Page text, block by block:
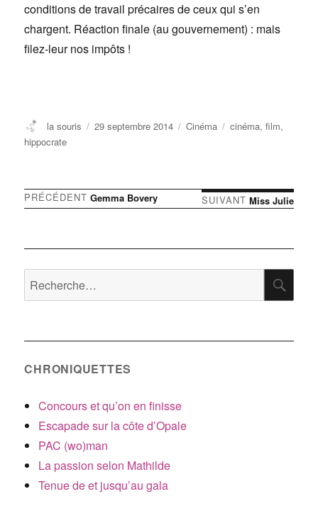
conditions de travail précaires de ceux qui s’en
chargent. Réaction finale (au gouvernement) : mais
filez-leur nos impôts !
Auteur
la souris
Publié
29 septembre 2014 Catégories
Cinéma Étiquettes
cinéma,film,
hippocrate
Navigation
l’article
PRÉCÉDENT Article
précédent :
Gemma Bovery SUIVANT Article
Miss Julie
Recherche
pour
CHRONIQUETTES
Concours et qu’on en finisse
Escapade sur la côte d’Opale
PAC (wo)man
La passion selon Mathilde
Tenue de et jusqu’au gala